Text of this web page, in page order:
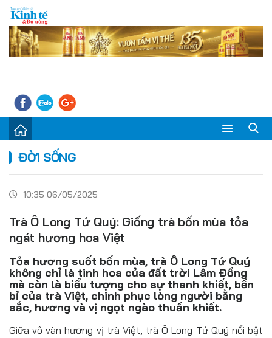
Sự kiện
Kinh tế - Tiêu dùng
Đời sống
Thị trường
Đồ uống
Pháp luật
Khoa giáo
ĐỜI SỐNG
10:35 06/05/2025
Trà Ô Long Tứ Quý: Giống trà bốn mùa tỏa
ngát hương hoa Việt
Tỏa hương suốt bốn mùa, trà Ô Long Tứ Quý
không chỉ là tinh hoa của đất trời Lâm Đồng
mà còn là biểu tượng cho sự thanh khiết, bền
bỉ của trà Việt, chinh phục lòng người bằng
sắc, hương và vị ngọt ngào thuần khiết.
Giữa vô vàn hương vị trà Việt, trà Ô Long Tứ Quý nổi bật